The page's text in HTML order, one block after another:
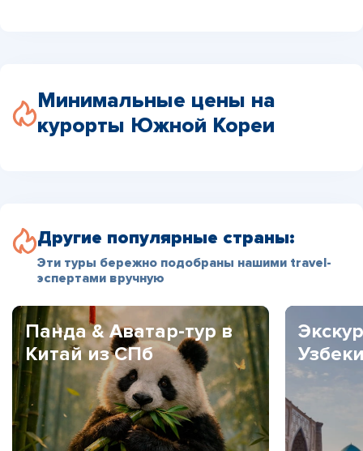
Минимальные цены на
курорты Южной Кореи
Другие популярные страны:
Эти туры бережно подобраны нашими travel-
эспертами вручную
Панда & Аватар-тур в
Китай из СПб